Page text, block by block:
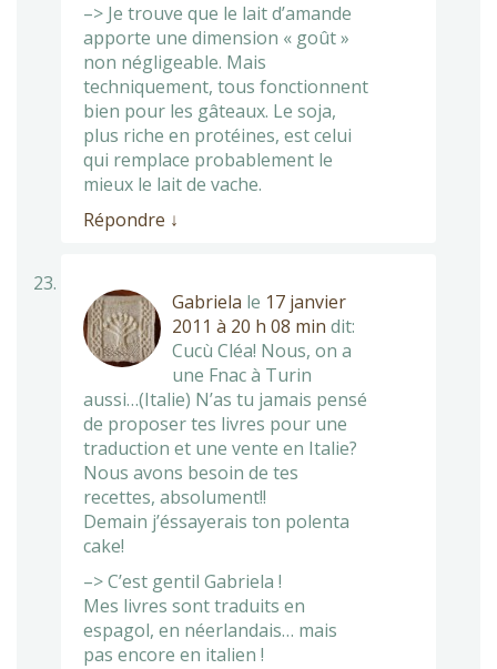
–> Je trouve que le lait d’amande
apporte une dimension « goût »
non négligeable. Mais
techniquement, tous fonctionnent
bien pour les gâteaux. Le soja,
plus riche en protéines, est celui
qui remplace probablement le
mieux le lait de vache.
Répondre ↓
Gabriela le 17 janvier
2011 à 20 h 08 min dit:
Cucù Cléa! Nous, on a
une Fnac à Turin
aussi…(Italie) N’as tu jamais pensé
de proposer tes livres pour une
traduction et une vente en Italie?
Nous avons besoin de tes
recettes, absolument!!
Demain j’éssayerais ton polenta
cake!
–> C’est gentil Gabriela !
Mes livres sont traduits en
espagol, en néerlandais… mais
pas encore en italien !